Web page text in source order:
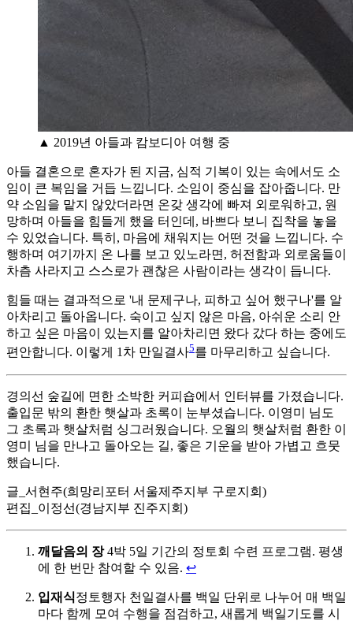
▲ 2019년 아들과 캄보디아 여행 중
아들 결혼으로 혼자가 된 지금, 심적 기복이 있는 속에서도 소
임이 큰 복임을 거듭 느낍니다. 소임이 중심을 잡아줍니다. 만
약 소임을 맡지 않았더라면 온갖 생각에 빠져 외로워하고, 원
망하며 아들을 힘들게 했을 터인데, 바쁘다 보니 집착을 놓을
수 있었습니다. 특히, 마음에 채워지는 어떤 것을 느낍니다. 수
행하며 여기까지 온 나를 보고 있노라면, 허전함과 외로움들이
차츰 사라지고 스스로가 괜찮은 사람이라는 생각이 듭니다.
힘들 때는 결과적으로 '내 문제구나, 피하고 싶어 했구나'를 알
아차리고 돌아옵니다. 숙이고 싶지 않은 마음, 아쉬운 소리 안
하고 싶은 마음이 있는지를 알아차리면 왔다 갔다 하는 중에도
편안합니다. 이렇게 1차 만일결사5를 마무리하고 싶습니다.
경의선 숲길에 면한 소박한 커피숍에서 인터뷰를 가졌습니다.
출입문 밖의 환한 햇살과 초록이 눈부셨습니다. 이영미 님도
그 초록과 햇살처럼 싱그러웠습니다. 오월의 햇살처럼 환한 이
영미 님을 만나고 돌아오는 길, 좋은 기운을 받아 가볍고 흐뭇
했습니다.
글_서현주(희망리포터 서울제주지부 구로지회)
편집_이정선(경남지부 진주지회)
깨달음의 장4박 5일 기간의 정토회 수련 프로그램. 평생
에 한 번만 참여할 수 있음. ↩
입재식정토행자 천일결사를 백일 단위로 나누어 매 백일
마다 함께 모여 수행을 점검하고, 새롭게 백일기도를 시